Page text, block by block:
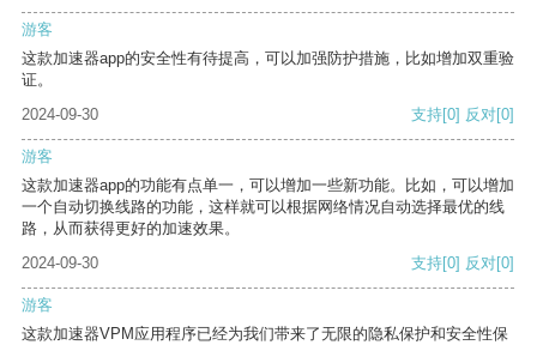
游客
这款加速器app的安全性有待提高，可以加强防护措施，比如增加双重验
证。
2024-09-30
支持[0] 反对[0]
游客
这款加速器app的功能有点单一，可以增加一些新功能。比如，可以增加
一个自动切换线路的功能，这样就可以根据网络情况自动选择最优的线
路，从而获得更好的加速效果。
2024-09-30
支持[0] 反对[0]
游客
这款加速器VPM应用程序已经为我们带来了无限的隐私保护和安全性保